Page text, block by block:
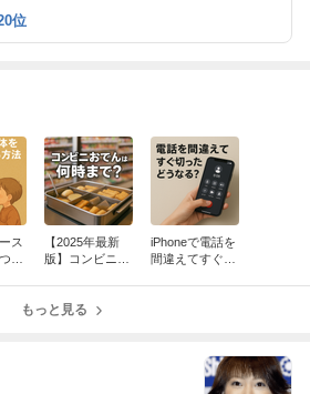
、暮らしに役立つ“使える”豆知識を発信
位
ス
伝
【2025年最新
版】コンビニお
期間・予約方法
iPhoneで電話を
間違えてすぐ切
もっと見る